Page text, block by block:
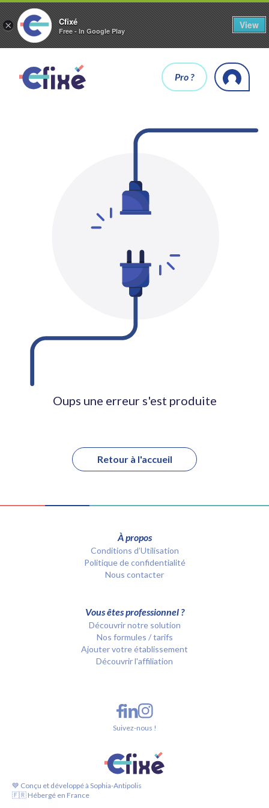
× Cfixé
Free - In Google Play
View
Pro ?
Oups une erreur s'est produite
Retour à l'accueil
À propos
Conditions d’Utilisation
Politique de confidentialité
Nous contacter
Vous êtes professionnel ?
Découvrir notre solution
Nos formules / tarifs
Ajouter votre établissement
Découvrir l'affiliation
💙 Conçu et développé à Sophia-Antipolis
🇫🇷 Hébergé en France
Suivez-nous !